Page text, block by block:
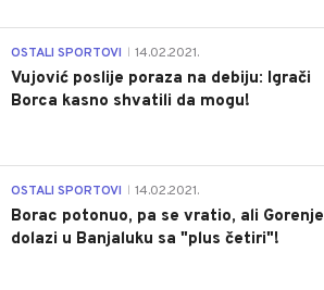
OSTALI SPORTOVI 14.02.2021.
Vujović poslije poraza na debiju: Igrači
Borca kasno shvatili da mogu!
OSTALI SPORTOVI 14.02.2021.
Borac potonuo, pa se vratio, ali Gorenje
dolazi u Banjaluku sa "plus četiri"!